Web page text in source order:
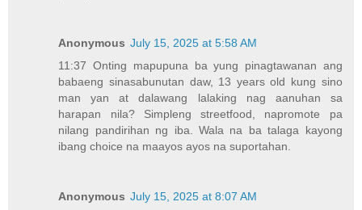
Anonymous July 15, 2025 at 5:58 AM
11:37 Onting mapupuna ba yung pinagtawanan ang
babaeng sinasabunutan daw, 13 years old kung sino
man yan at dalawang lalaking nag aanuhan sa
harapan nila? Simpleng streetfood, napromote pa
nilang pandirihan ng iba. Wala na ba talaga kayong
ibang choice na maayos ayos na suportahan.
Anonymous July 15, 2025 at 8:07 AM